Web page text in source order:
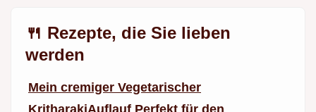
🍴 Rezepte, die Sie lieben
werden
Mein cremiger Vegetarischer